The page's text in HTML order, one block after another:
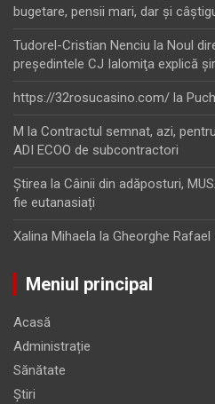
bugetare, pensii mari, dar şi
Tudorel-Cristian Nenciu la Noul
preşedintele CJ Ialomiţa explică
https://32rosucasino.com/ la
M la Contractul semnat, azi,
ADI ECOO de subcontractori
Ştirea la Câinii din adăposturi,
fie eutanasiați
Xalina Mihaela la Gheorghe Rafael
Meniul principal
Acasă
Administrație
Sănătate
Știri